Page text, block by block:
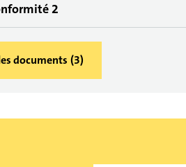
2
documents (3)